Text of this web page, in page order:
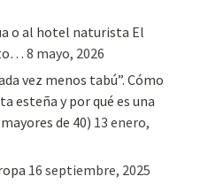
o al hotel naturista El
8 mayo, 2026
vez menos tabú”. Cómo
esteña y por qué es una
de 40) 13 enero,
16 septiembre, 2025